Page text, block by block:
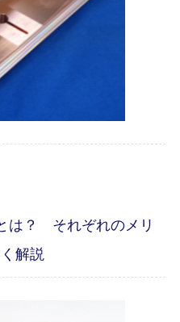
は？ それぞれのメリ
解説